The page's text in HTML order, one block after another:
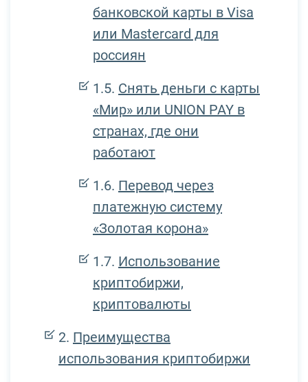
банковской карты в Visa
или Mastercard для
россиян
Снять деньги с карты
«Мир» или UNION PAY в
странах, где они
работают
Перевод через
платежную систему
«Золотая корона»
Использование
криптобиржи,
криптовалюты
Преимущества
использования криптобиржи